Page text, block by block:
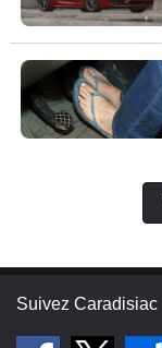
Suivez Caradisiac